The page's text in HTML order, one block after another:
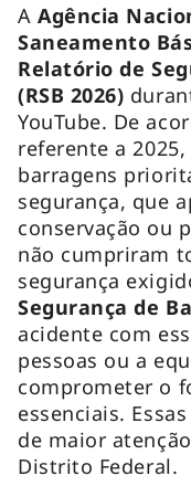
AAgência
Saneamento
Relatório de
(RSB 2026)
YouTube. De
referente a
barragens
segurança, que
conservação ou
não cumpriram
segurança
Segurança de
acidente com
pessoas ou a
comprometer o
essenciais.
de maior
Distrito Federal.